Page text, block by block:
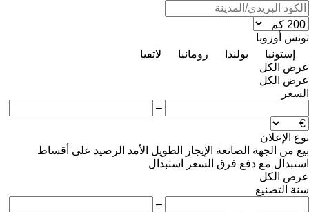
تونس أوروبا
إستونيا
بولندا رومانيا
لاتفيا
عرض الكل
عرض الكل
السعر
–
نوع الإعلان
بيع من الجهة الصانعة الإيجار الطويل الأمد الرصيد على أقساط
استبدال مع دفع فرق السعر
استبدال
عرض الكل
سنة التصنيع
–